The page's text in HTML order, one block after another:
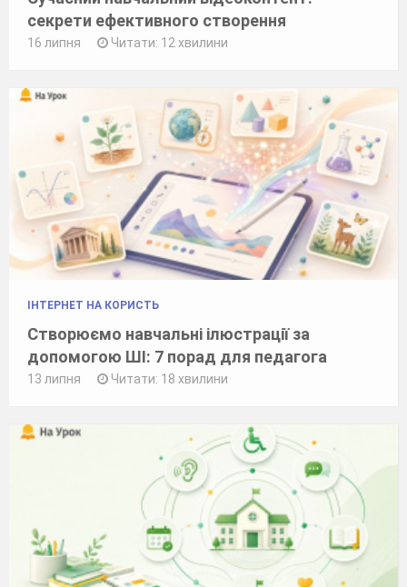
секрети ефективного створення
16 липня Читати: 12 хвилини
ІНТЕРНЕТ НА КОРИСТЬ
Створюємо навчальні ілюстрації за
допомогою ШІ: 7 порад для педагога
13 липня Читати: 18 хвилини